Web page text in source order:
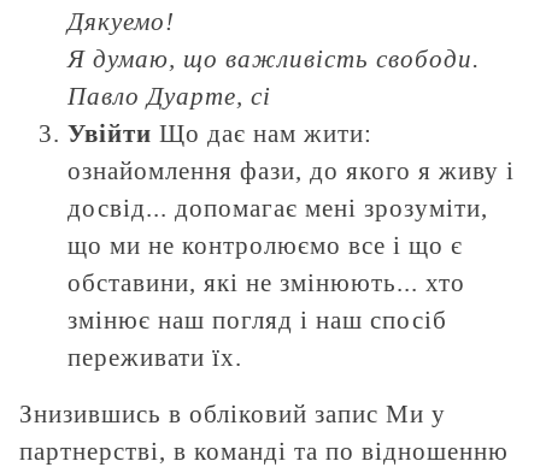
Дякуемо!
Я думаю, що важливість свободи.
Павло Дуарте, сі
Увійти Що дає нам жити:
ознайомлення фази, до якого я живу і
досвід... допомагає мені зрозуміти,
що ми не контролюємо все і що є
обставини, які не змінюють... хто
змінює наш погляд і наш спосіб
переживати їх.
Знизившись в обліковий запис Ми у
партнерстві, в команді та по відношенню